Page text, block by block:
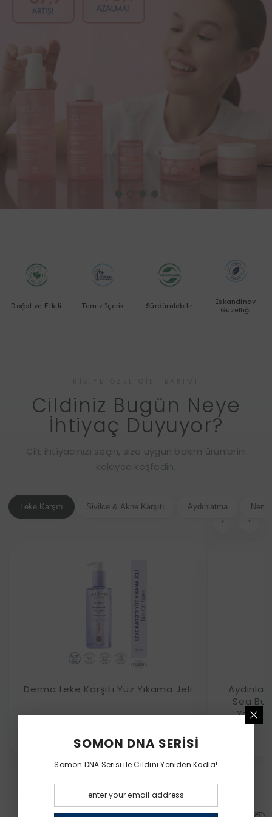
Doğal ve Etkili Temiz İçerik Sürdürülebilir
İskandinav
Güzelliği
Cildiniz Bugün Neye
İhtiyaç Duyuyor?
Cilt ihtiyacınızı seçin, size uygun bakım ürünlerini
kolayca keşfedin.
Leke Karşıtı Sivilce & Akne Karşıtı Aydınlatma
‹
Derma Leke Karşıtı Yüz Yıkama Jeli
Sea
Yağlı
›
SOMON DNA SERİSİ
Somon DNA Serisi ile Cildini Yeniden Kodla!